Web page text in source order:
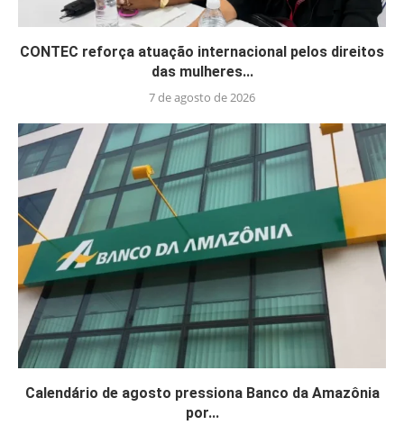
CONTEC reforça atuação internacional pelos direitos
das mulheres...
7 de agosto de 2026
Calendário de agosto pressiona Banco da Amazônia
por...